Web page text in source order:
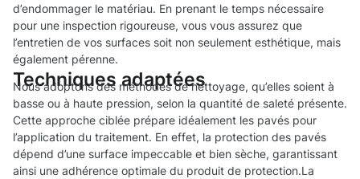
d’endommager le matériau. En prenant le temps nécessaire
pour une inspection rigoureuse, vous vous assurez que
l’entretien de vos surfaces soit non seulement esthétique, mais
également pérenne.
Techniques adaptées
Nous adoptons des méthodes de nettoyage, qu’elles soient à
basse ou à haute pression, selon la quantité de saleté présente.
Cette approche ciblée prépare idéalement les pavés pour
l’application du traitement. En effet, la protection des pavés
dépend d’une surface impeccable et bien sèche, garantissant
ainsi une adhérence optimale du produit de protection.La